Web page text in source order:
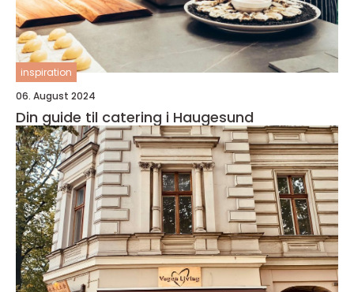
inspiration
06. August 2024
Din guide til catering i Haugesund